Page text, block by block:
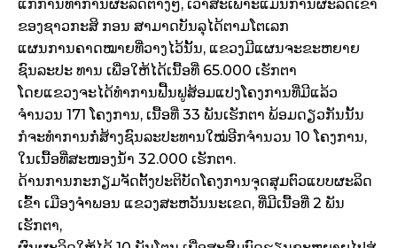
ແກ່ການທຳການຜະລິດຕ່າງໆ, ເວົ້າສະເພາະແມ່ນການຜະລິດເຂົ້າ
ຂອງຊາວກະສິ ກອນ ສາມາດບັນລຸໄດ້ຕາມໂຕເລກ
ແຜນການຄາດໝາຍທີ່ວາງໄວ້ນັ້ນ, ແຂວງມີແຜນຈະຂະຫຍາຍ
ຊົນລະປະ ທານ ເພື່ອໃຫ້ໄດ້ເນື້ອທີ່ 65.000 ເຮັກຕາ
ໂດຍແຂວງຈະໄດ້ທຳການຟື້ນຟູສ້ອມແປງໂຄງການທີ່ມີແລ້ວ
ຈຳນວນ 171 ໂຄງການ, ເນື້ອທີ່ 33 ພັນເຮັກຕາ ພ້ອມດຽວກັນນັ້ນ
ກໍຈະທຳການກໍ່ສ້າງຊົນລະປະທານໃໝ່ອີກຈຳນວນ 10 ໂຄງການ,
ໃນເນື້ອທີ່ສະໜອງນ້ຳ 32.000 ເຮັກຕາ.
ດ້ານການກະກຽມຈັດຕັ້ງປະຕິບັດໂຄງການຈຸດສຸມຕົວແບບຜະລິດ
ເຂົ້າ ເມືອງຈຳພອນ ແຂວງສະຫວັນນະເຂດ, ທີ່ມີເນື້ອທີ່ 2 ພັນ
ເຮັກຕາ,